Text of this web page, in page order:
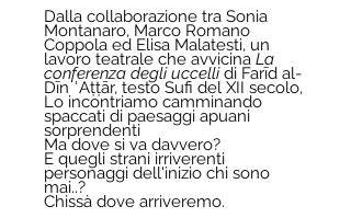
Dalla collaborazione tra Sonia
Montanaro, Marco Romano
Coppola ed Elisa Malatesti, un
lavoro teatrale che avvicina La
conferenza degli uccelli di Farīd al-
Dīn ʿAṭṭār, testo Sufi del XII secolo,
Lo incontriamo camminando
spaccati di paesaggi apuani
sorprendenti
Ma dove si va davvero?
E quegli strani irriverenti
personaggi dell'inizio chi sono
mai..?
Chissà dove arriveremo.